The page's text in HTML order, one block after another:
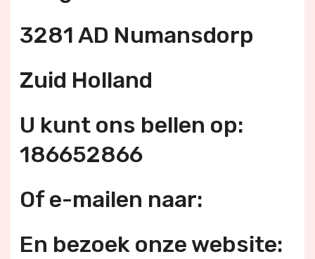
3281 AD Numansdorp
Zuid Holland
U kunt ons bellen op:
186652866
Of e-mailen naar:
En bezoek onze website: